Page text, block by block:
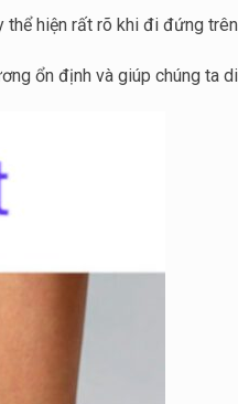
hiện rất rõ khi đi đứng
ổn định và giúp chúng ta di